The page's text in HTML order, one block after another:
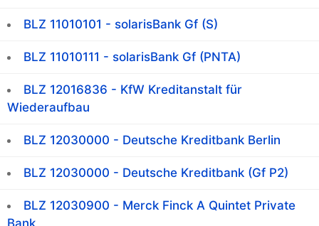
BLZ 11010101 - solarisBank Gf (S)
BLZ 11010111 - solarisBank Gf (PNTA)
BLZ 12016836 - KfW Kreditanstalt für
Wiederaufbau
BLZ 12030000 - Deutsche Kreditbank Berlin
BLZ 12030000 - Deutsche Kreditbank (Gf P2)
BLZ 12030900 - Merck Finck A Quintet Private